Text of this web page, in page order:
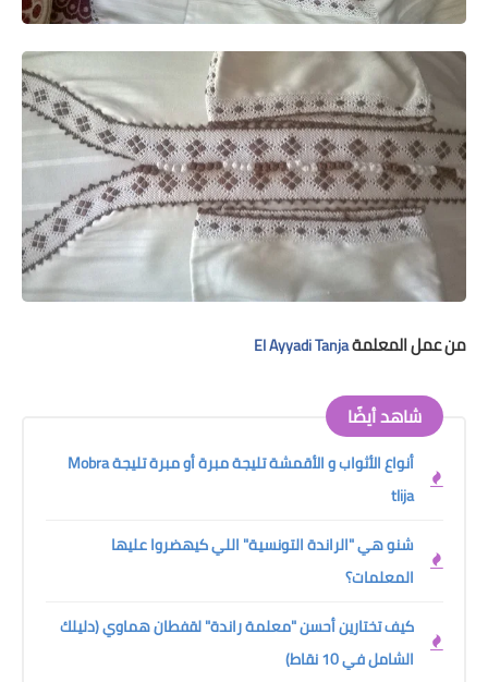
من عمل المعلمةEl Ayyadi Tanja
شاهد أيضًا
أنواع الأثواب و الأقمشة تليجة مبرة أو مبرة تليجة Mobra
tlija
شنو هي "الراندة التونسية" اللي كيهضروا عليها
المعلمات؟
كيف تختارين أحسن "معلمة راندة" لقفطان هماوي (دليلك
الشامل في 10 نقاط)